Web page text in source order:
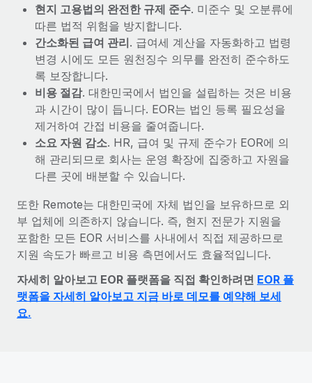
현지 고용법의 완전한 규제 준수. 미준수 및 오분류에
따른 법적 위험을 방지합니다.
간소화된 급여 관리. 급여세 계산을 자동화하고 법령
변경 시에도 모든 원천징수 의무를 완전히 준수하도
록 보장합니다.
비용 절감. 대한민국에서 법인을 설립하는 것은 비용
과 시간이 많이 듭니다. EOR는 법인 등록 필요성을
제거하여 간접 비용을 줄여줍니다.
소요 자원 감소. HR, 급여 및 규제 준수가 EOR에 의
해 관리되므로 회사는 운영 확장에 집중하고 자원을
다른 곳에 배분할 수 있습니다.
또한 Remote는 대한민국에 자체 법인을 보유하므로 외
부 업체에 의존하지 않습니다. 즉, 현지 전문가 지원을
포함한 모든 EOR 서비스를 사내에서 직접 제공하므로
지원 속도가 빠르고 비용 측면에서도 효율적입니다.
자세히 알아보고 EOR 플랫폼을 직접 확인하려면 EOR 플
랫폼을 자세히 알아보고 지금 바로 데모를 예약해 보세
요.